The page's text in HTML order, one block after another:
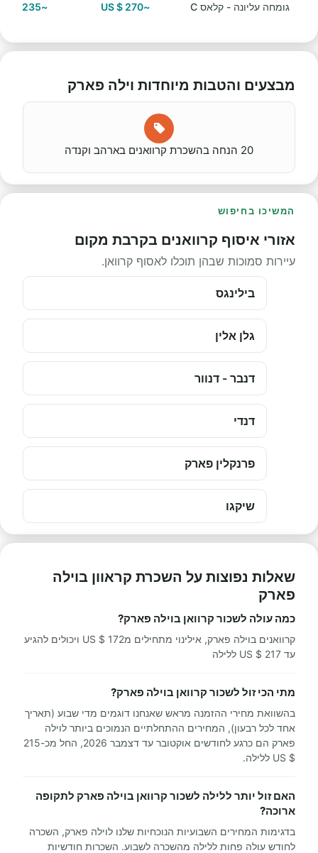
גומחה עליונה - קלאס C ~270 $ US
~235 $ US
מבצעים והטבות מיוחדות וילה פארק
20 הנחה בהשכרת קרוואנים בארהב וקנדה
המשיכו בחיפוש
אזורי איסוף קרוואנים בקרבת מקום
עיירות סמוכות שבהן תוכלו לאסוף קרוואן.
בילינגס
גלן אלין
דנבר - דנוור
דנדי
פרנקלין פארק
שיקגו
שאלות נפוצות על השכרת קראוון בוילה
פארק
כמה עולה לשכור קרוואן בוילה פארק?
קרוואנים בוילה פארק, אילינוי מתחילים מ172 $ US ויכולים להגיע
עד 217 $ US ללילה
מתי הכי זול לשכור קרוואן בוילה פארק?
בהשוואת מחירי ההזמנה מראש שאנחנו דוגמים מדי שבוע (תאריך
אחד לכל רבעון), המחירים ההתחלתיים הנמוכים ביותר לוילה
פארק הם כרגע לחודשים אוקטובר עד דצמבר 2026, החל מכ-215
$ US ללילה.
האם זול יותר ללילה לשכור קרוואן בוילה פארק לתקופה
ארוכה?
בדגימות המחירים השבועיות הנוכחיות שלנו לוילה פארק, השכרה
לחודש עולה פחות ללילה מהשכרה לשבוע. השכרות חודשיות